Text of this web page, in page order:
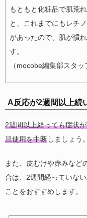
もともと化粧品で肌荒
と、これまでにもレチ
があったので、肌が慣
す。
（mocobe編集部スタッ
A反応が2週間以上続
2週間以上経っても症状
旦使用を中断しましょう。
また、皮むけや赤みなど
合は、2週間経っていな
ことをおすすめします。